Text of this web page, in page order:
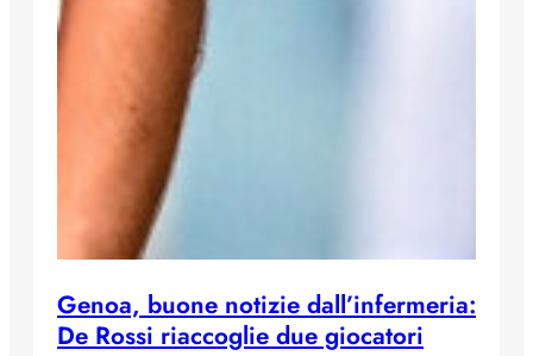
Genoa, buone notizie dall’infermeria:
De Rossi riaccoglie due giocatori